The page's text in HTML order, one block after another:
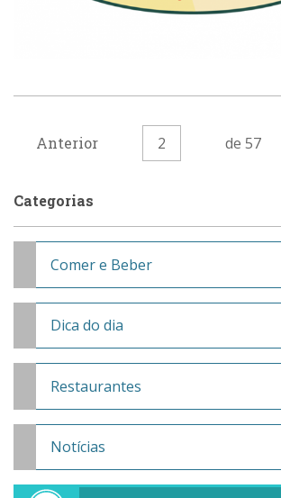
Anterior 2 de 57
Categorias
Comer e Beber
Dica do dia
Restaurantes
Notícias